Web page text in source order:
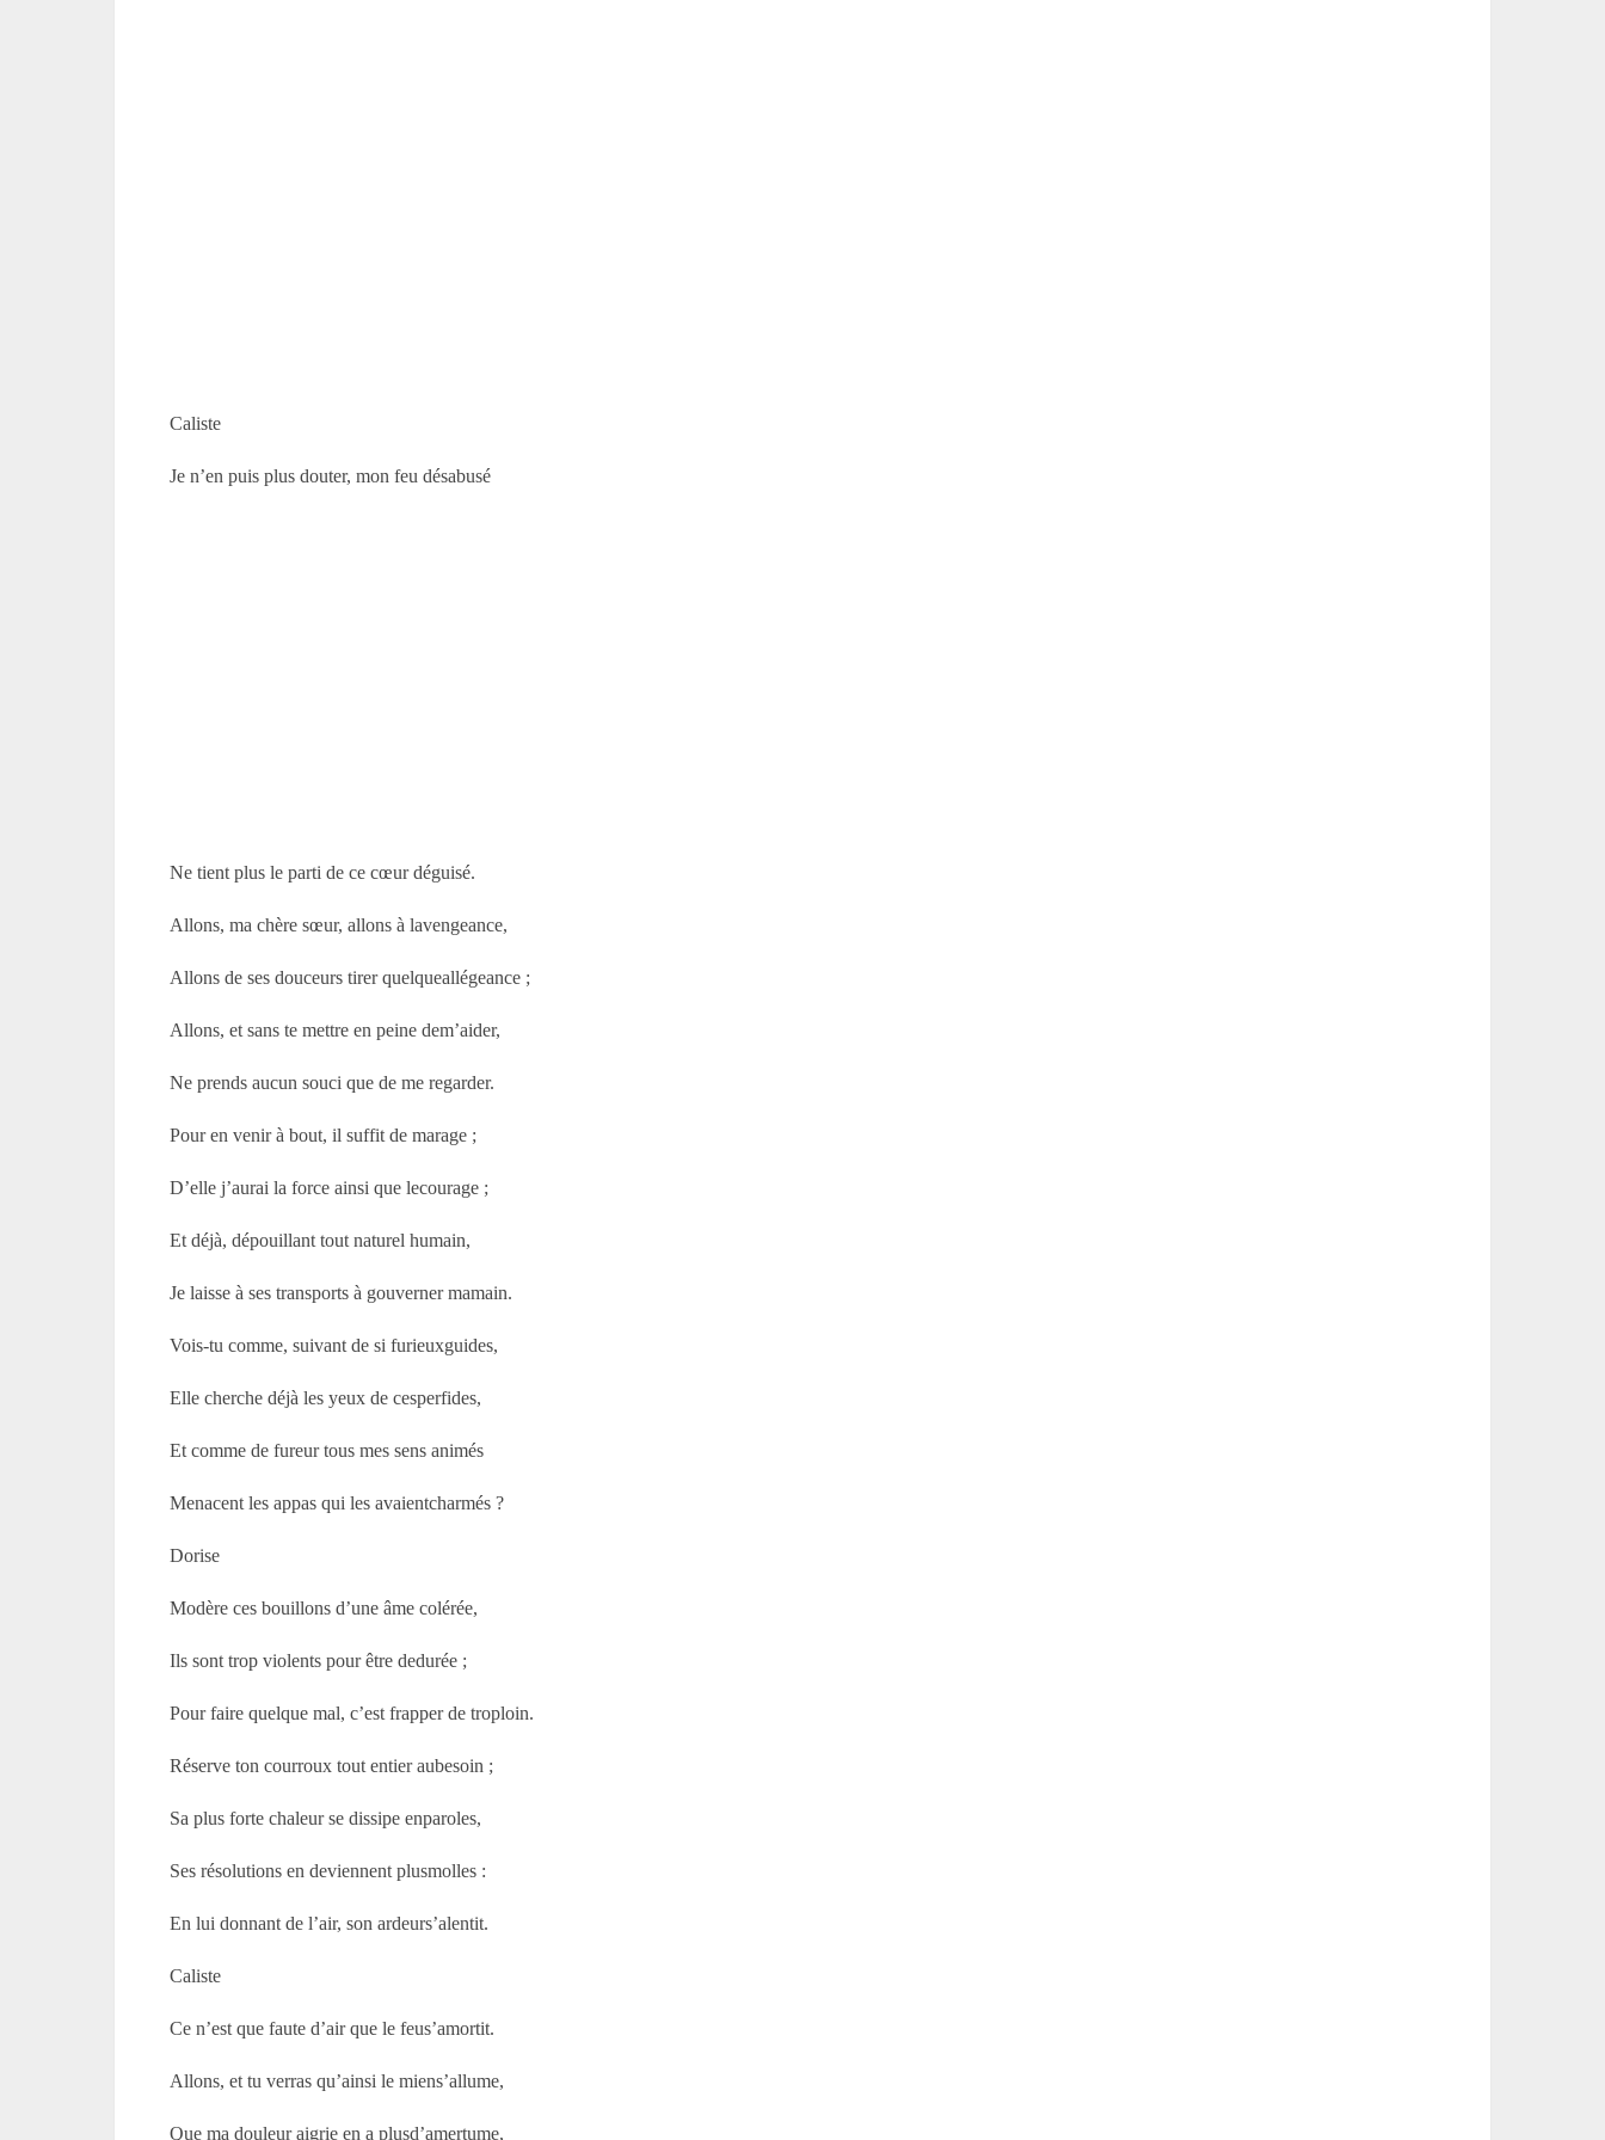
Caliste
Je n’en puis plus douter, mon feu désabusé
Ne tient plus le parti de ce cœur déguisé.
Allons, ma chère sœur, allons à lavengeance,
Allons de ses douceurs tirer quelqueallégeance ;
Allons, et sans te mettre en peine dem’aider,
Ne prends aucun souci que de me regarder.
Pour en venir à bout, il suffit de marage ;
D’elle j’aurai la force ainsi que lecourage ;
Et déjà, dépouillant tout naturel humain,
Je laisse à ses transports à gouverner mamain.
Vois-tu comme, suivant de si furieuxguides,
Elle cherche déjà les yeux de cesperfides,
Et comme de fureur tous mes sens animés
Menacent les appas qui les avaientcharmés ?
Dorise
Modère ces bouillons d’une âme colérée,
Ils sont trop violents pour être dedurée ;
Pour faire quelque mal, c’est frapper de troploin.
Réserve ton courroux tout entier aubesoin ;
Sa plus forte chaleur se dissipe enparoles,
Ses résolutions en deviennent plusmolles :
En lui donnant de l’air, son ardeurs’alentit.
Caliste
Ce n’est que faute d’air que le feus’amortit.
Allons, et tu verras qu’ainsi le miens’allume,
Que ma douleur aigrie en a plusd’amertume,